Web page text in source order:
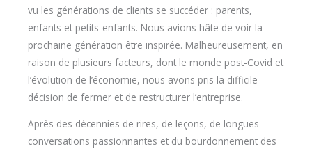
vu les générations de clients se succéder : parents,
enfants et petits-enfants. Nous avions hâte de voir la
prochaine génération être inspirée. Malheureusement, en
raison de plusieurs facteurs, dont le monde post-Covid et
l’évolution de l’économie, nous avons pris la difficile
décision de fermer et de restructurer l’entreprise.
Après des décennies de rires, de leçons, de longues
conversations passionnantes et du bourdonnement des